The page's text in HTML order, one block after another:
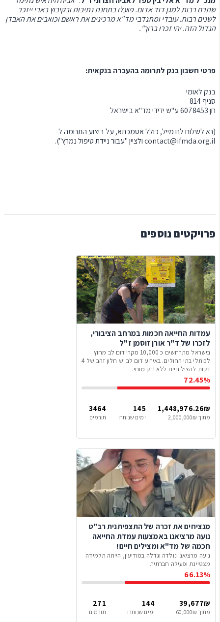
שתרם רבות למגן דוד אדום. פועלו בתחנת נתיבות ובקיבוץ בארי ייזכר
לשנים רבות. עובדי ומתנדבי מד"א מרכינים את ראשם וכואבים את האבדן
הגדול הזה. יהי זכרו ברוך".
פרטי חשבון בנק לתרומה בהעברה בנקאית:
בנק לאומי
סניף 814
חן 6078453 ע"ש ידידי מד"א בישראל
(נא לשלוח לנו מייל, כולל אסמכתא, על ביצוע התרומה ל-
contact@ifmda.org.ilולציין "עבור ניידת טיפול נמרץ").
פרויקטים נוספים
עמדות החייאה חכמות במרחב הציבורי,
לזכרו של ד"ר אורן זוסמן ז"ל
בישראל מתרחשים כ 10,000 מקרי דום לב מחוץ
לכותלי בתי החולים. באירוע דום לב יש חלון זהב של 4
דקות להציל חיים ללא נזק מוחי.
72.45%
1,448,976.26₪
מתוך 2,000,000₪
145
ימים שנותרו
3464
תורמים
מנציחים את זכרה של התצפיתנית רב"ט
נועה מרציאנו באמצעות עמדת החייאה
חכמה של מד"א ומצילים חיים!
נועה מרציאנו נולדה וגדלה במודיעין, הייתה תלמידה
מצטיינת ופעילה חברתית
66.13%
39,677₪
מתוך 60,000₪
144
ימים שנותרו
271
תורמים